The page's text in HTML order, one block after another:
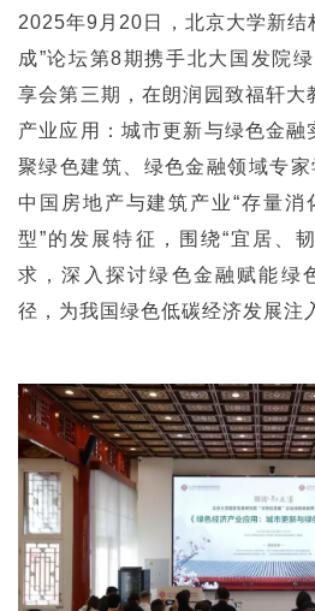
2025年9月20日，北京大学新结
成”论坛第8期携手北大国发院
享会第三期，在朗润园致福轩大
产业应用：城市更新与绿色金融
聚绿色建筑、绿色金融领域专
中国房地产与建筑产业“存量
型”的发展特征，围绕“宜居、
求，深入探讨绿色金融赋能绿
径，为我国绿色低碳经济发展注